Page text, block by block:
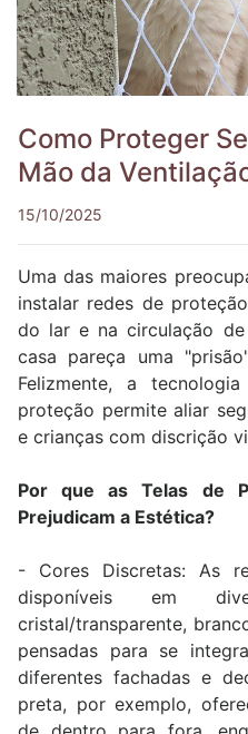
Como Proteger
Mão da
15/10/2025
Uma das maiores
instalar redes de
do lar e na circulação
casa pareça uma
Felizmente, a
proteção permite aliar
e crianças com discrição
Por que as Telas de
Prejudicam a Estética?
- Cores Discretas: As
disponíveis em
cristal/transparente,
pensadas para se
diferentes fachadas e
preta, por exemplo,